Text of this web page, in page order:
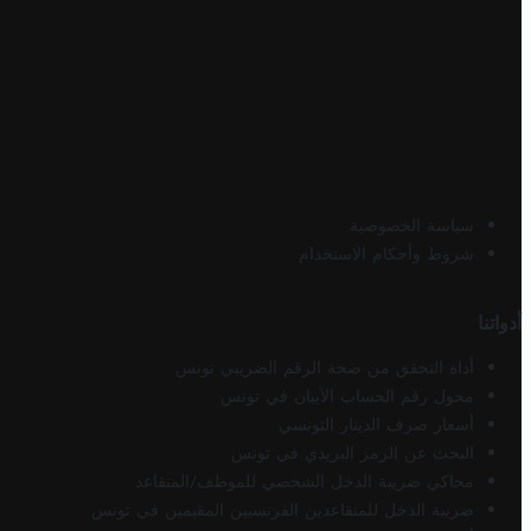
سياسة الخصوصية
شروط وأحكام الاستخدام
أدواتنا
أداة التحقق من صحة الرقم الضريبي تونس
محول رقم الحساب الآيبان في تونس
أسعار صرف الدينار التونسي
البحث عن الرمز البريدي في تونس
محاكي ضريبة الدخل الشخصي للموظف/المتقاعد
ضريبة الدخل للمتقاعدين الفرنسيين المقيمين في تونس